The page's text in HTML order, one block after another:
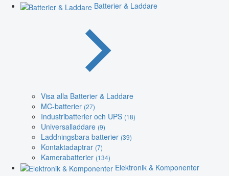
Batterier & Laddare
Visa alla Batterier & Laddare
MC-batterier (27)
Industribatterier och UPS (18)
Universalladdare (9)
Laddningsbara batterier (39)
Kontaktadaptrar (7)
Kamerabatterier (134)
Elektronik & Komponenter